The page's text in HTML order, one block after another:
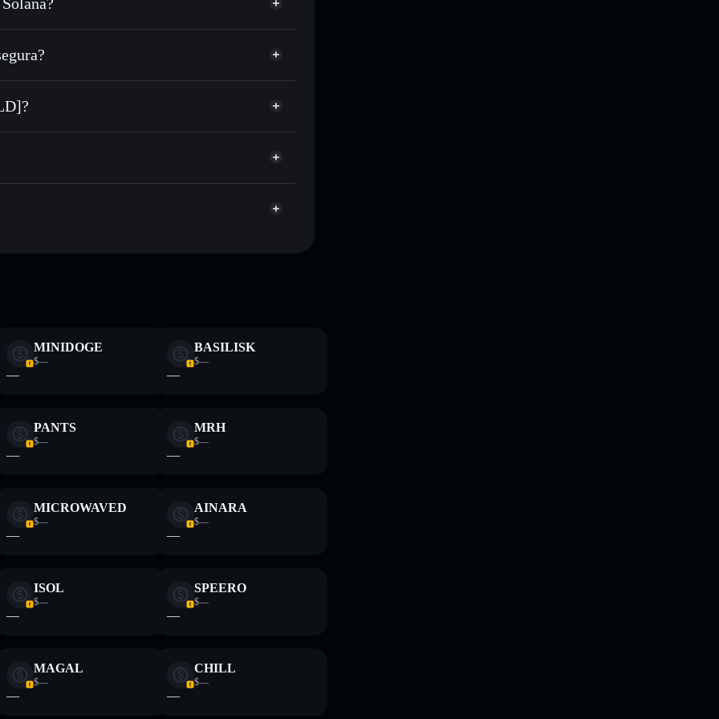
del tiempo
las carteras usando el agregador de privacidad
custodia donde tú controla tus claves privadas
sin custodia Solflare
por rugcheck.xyz.
MINIDOGE
$—
—
BASILISK
$—
—
PANTS
$—
—
MRH
$—
—
MICROWAVED
$—
—
AINARA
$—
—
ISOL
$—
—
SPEERO
$—
—
MAGAL
$—
—
CHILL
$—
—